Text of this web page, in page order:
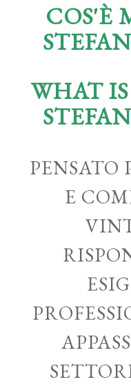
COS'È
WHAT
PENSATO
E